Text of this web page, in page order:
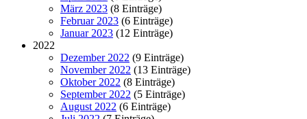
März 2023 (8 Einträge)
Februar 2023 (6 Einträge)
Januar 2023 (12 Einträge)
2022
Dezember 2022 (9 Einträge)
November 2022 (13 Einträge)
Oktober 2022 (8 Einträge)
September 2022 (5 Einträge)
August 2022 (6 Einträge)